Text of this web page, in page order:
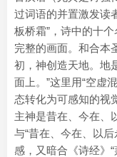
过词语的并置激发读
板桥霜”，诗中的十
完整的画面。和合本
初，神创造天地。地
面上。”这里用“空虚
态转化为可感知的视
主神是昔在、今在、
与“昔在、今在、以
感，又暗合《诗经》